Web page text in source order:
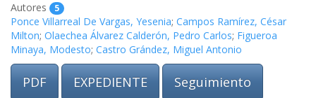
Autores 5
Ponce Villarreal De Vargas, Yesenia; Campos Ramírez, César
Milton; Olaechea Álvarez Calderón, Pedro Carlos; Figueroa
Minaya, Modesto; Castro Grández, Miguel Antonio
PDF EXPEDIENTE Seguimiento